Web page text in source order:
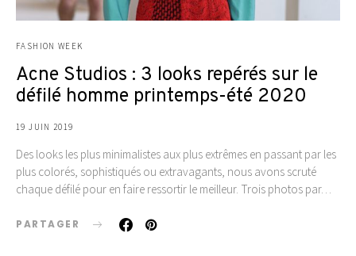
FASHION WEEK
Acne Studios : 3 looks repérés sur le
défilé homme printemps-été 2020
19 JUIN 2019
Des looks les plus minimalistes aux plus extrêmes en passant par les
plus colorés, sophistiqués ou extravagants, nous avons scruté
chaque défilé pour en faire ressortir le meilleur. Trois photos par…
PARTAGER